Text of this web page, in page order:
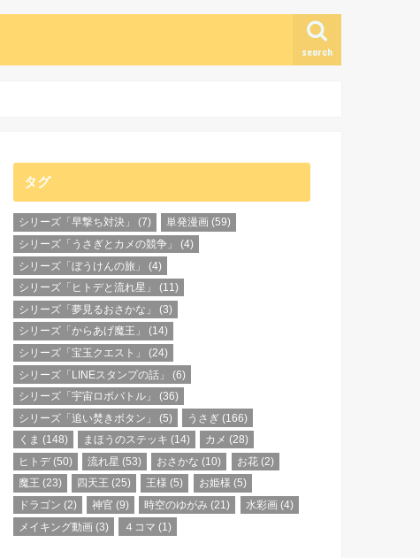
search
タグ
シリーズ「早撃ち対決」 (7) 単発漫画 (59)
シリーズ「うさぎとカメの競争」
(4)
シリーズ「ぼうけんの旅」
(4)
シリーズ「ヒトデと流れ星」
(11)
シリーズ「夢見るおさかな」
(3)
シリーズ「からあげ魔王」
(14)
シリーズ「宝玉クエスト」
(24)
シリーズ「LINEスタンプの話」
(6)
シリーズ「宇宙ロボバトル」
(36)
シリーズ「追い焚きボタン」
(5) うさぎ (166)
くま (148) まほうのステッキ (14) カメ (28)
ヒトデ (50) 流れ星 (53) おさかな (10) お花(2)
魔王 (23) 四天王 (25) 王様 (5) お姫様 (5)
ドラゴン (2) 神官 (9) 時空のゆがみ (21) 水彩画(4)
メイキング動画 (3) ４コマ (1)